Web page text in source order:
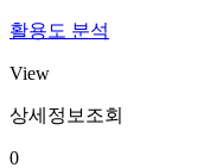
활용도 분석
View
상세정보조회
0